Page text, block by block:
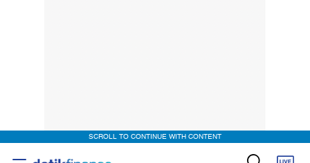
SCROLL TO CONTINUE WITH CONTENT